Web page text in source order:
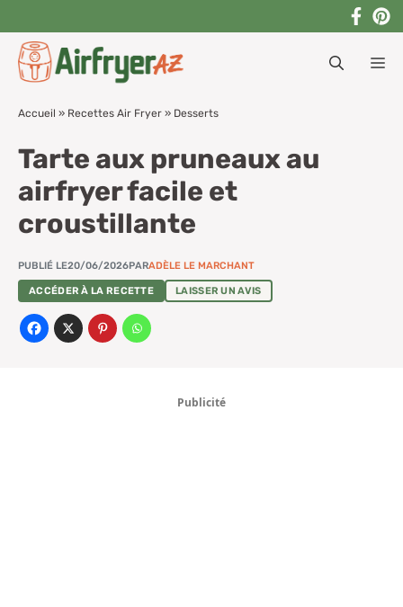
contenu
Accueil » Recettes Air Fryer » Desserts
Tarte aux pruneaux au
airfryer facile et
croustillante
PUBLIÉ LE20/06/2026PARADÈLE LE MARCHANT
ACCÉDER À LA RECETTE LAISSER UN AVIS
Publicité